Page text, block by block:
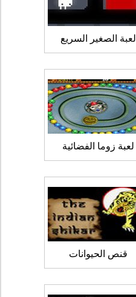
لعبة الصغير السريع
لعبة زوما الفضائية
قنص الحيوانات